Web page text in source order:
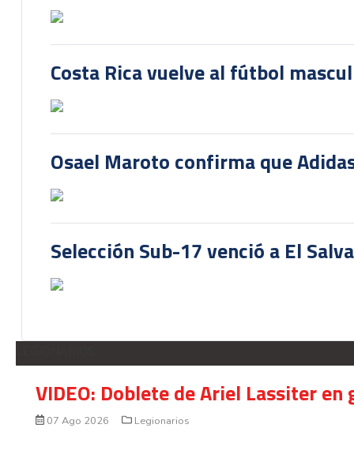
Costa Rica vuelve al fútbol
Osael Maroto confirma que
Selección Sub-17 venció a El
VIDEO: Doblete de Ariel Lassiter
07 Ago 2026 Legionarios